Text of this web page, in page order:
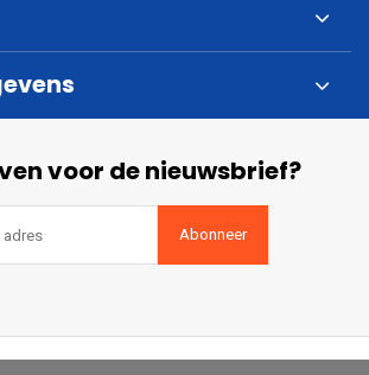
voor de nieuwsbrief?
Abonneer